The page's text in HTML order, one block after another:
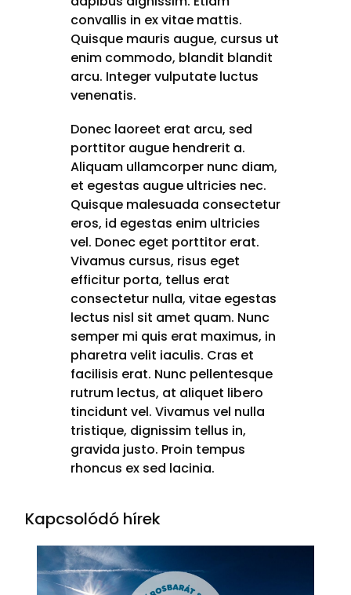
convallis in ex vitae mattis.
Quisque mauris augue, cursus ut
enim commodo, blandit blandit
arcu. Integer vulputate luctus
venenatis.
Donec laoreet erat arcu, sed
porttitor augue hendrerit a.
Aliquam ullamcorper nunc diam,
et egestas augue ultricies nec.
Quisque malesuada consectetur
eros, id egestas enim ultricies
vel. Donec eget porttitor erat.
Vivamus cursus, risus eget
efficitur porta, tellus erat
consectetur nulla, vitae egestas
lectus nisl sit amet quam. Nunc
semper mi quis erat maximus, in
pharetra velit iaculis. Cras et
facilisis erat. Nunc pellentesque
rutrum lectus, at aliquet libero
tincidunt vel. Vivamus vel nulla
tristique, dignissim tellus in,
gravida justo. Proin tempus
rhoncus ex sed lacinia.
Kapcsolódó hírek